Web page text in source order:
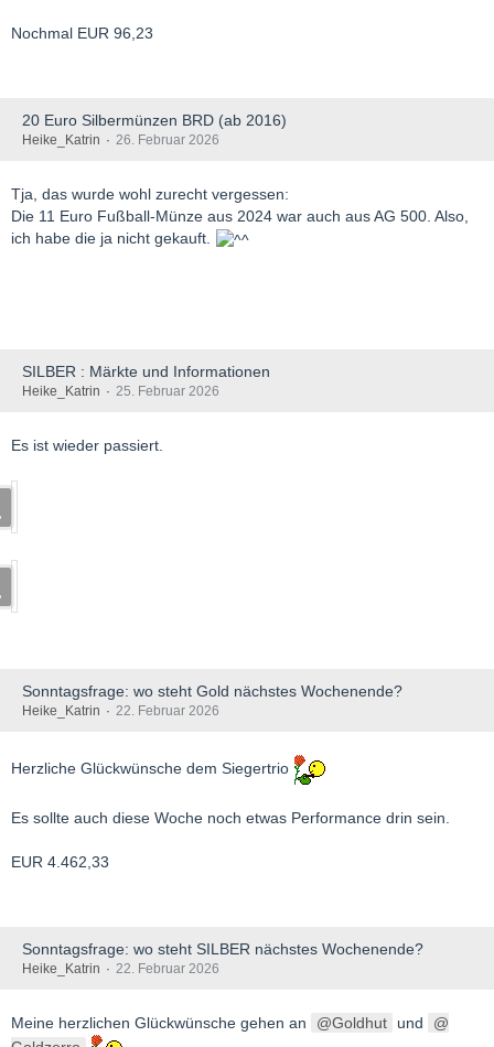
Nochmal EUR 96,23
20 Euro Silbermünzen BRD (ab 2016)
Heike_Katrin 26. Februar 2026
Tja, das wurde wohl zurecht vergessen:
Die 11 Euro Fußball-Münze aus 2024 war auch aus AG 500. Also,
ich habe die ja nicht gekauft.
SILBER : Märkte und Informationen
Heike_Katrin 25. Februar 2026
Es ist wieder passiert.
Sonntagsfrage: wo steht Gold nächstes Wochenende?
Heike_Katrin 22. Februar 2026
Herzliche Glückwünsche dem Siegertrio
Es sollte auch diese Woche noch etwas Performance drin sein.
EUR 4.462,33
Sonntagsfrage: wo steht SILBER nächstes Wochenende?
Heike_Katrin 22. Februar 2026
Meine herzlichen Glückwünsche gehen an Goldhut
und